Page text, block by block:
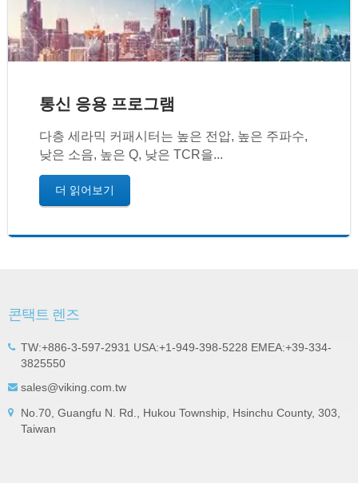
통신 응용 프로그램
다층 세라믹 커패시터는 높은 전압, 높은 주파수,
낮은 소음, 높은 Q, 낮은 TCR을...
더 읽어보기
콘택트 렌즈
TW:+886-3-597-2931 USA:+1-949-398-5228 EMEA:+39-334-
3825550
sales@viking.com.tw
No.70, Guangfu N. Rd., Hukou Township, Hsinchu County, 303,
Taiwan